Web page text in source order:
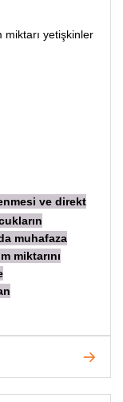
miktarı yetişkinler
ve direkt
muhafaza
miktarını